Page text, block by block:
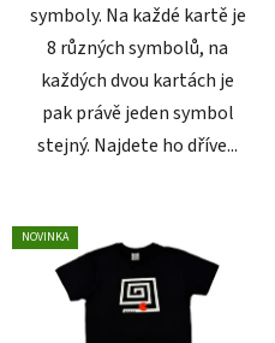
symboly. Na každé kartě je
8 různých symbolů, na
každých dvou kartách je
pak právě jeden symbol
stejný. Najdete ho dříve...
NOVINKA